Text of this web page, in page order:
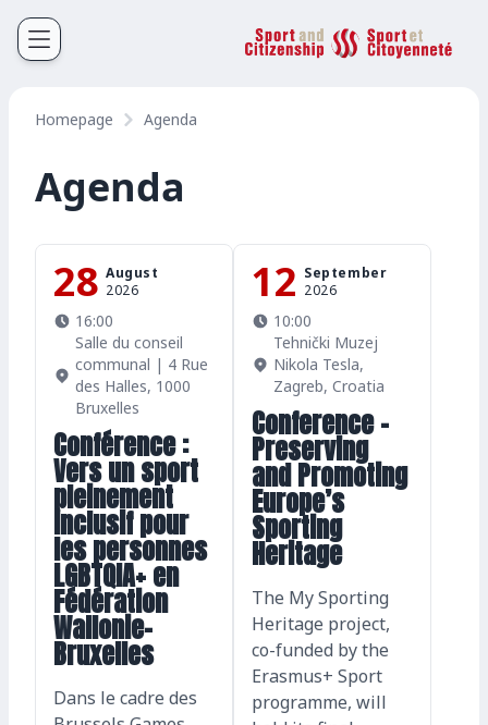
Sport et Citoyenneté
Français
Homepage Agenda
Agenda
28 August
2026
16:00
Salle du conseil
communal | 4 Rue
des Halles, 1000
Bruxelles
Conférence :
Vers un sport
pleinement
inclusif pour
les personnes
LGBTQIA+ en
Fédération
Wallonie-
Bruxelles
Dans le cadre des
12 September
2026
10:00
Tehnički Muzej
Nikola Tesla,
Zagreb, Croatia
Conference –
Preserving
and Promoting
Europe’s
Sporting
Heritage
The My Sporting
Heritage project,
co-funded by the
Erasmus+ Sport
programme, will